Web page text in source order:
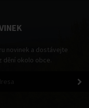
novinek a dostávejte
dění okolo obce.